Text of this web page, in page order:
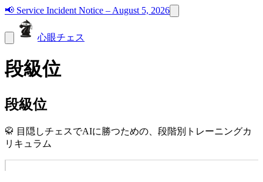
📢 Service Incident Notice – August 5, 2026
心眼チェス
段級位
段級位
🥋 目隠しチェスでAIに勝つための、段階別トレーニングカ
リキュラム